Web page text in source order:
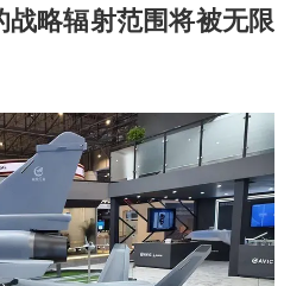
略辐射范围将被无限